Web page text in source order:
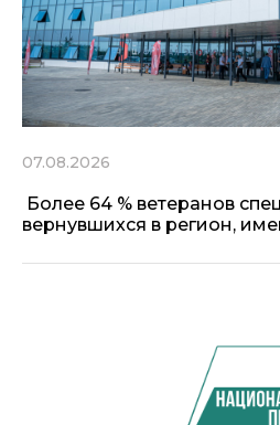
07.08.2026
Более 64 % ветеранов
вернувшихся в регион,